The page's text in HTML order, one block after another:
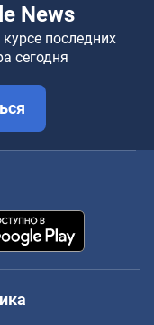
News
последних
сегодня